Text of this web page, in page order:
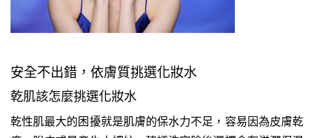
安全不出錯，依膚質挑選化妝水
乾肌該怎麼挑選化妝水
乾性肌最大的困擾就是肌膚的保水力不足，容易因為皮膚乾